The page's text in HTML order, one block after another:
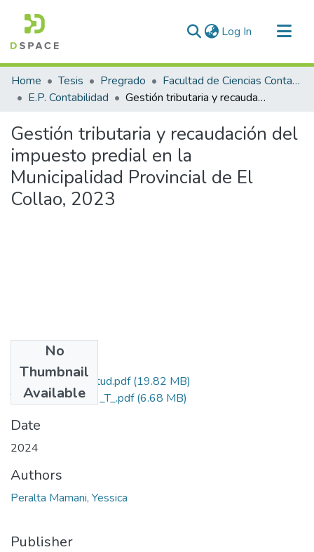
Log In (current)
Communities & Collections
All of DSpace
Home Tesis Pregrado
Facultad de Ciencias Contables y Financieras
E.P. Contabilidad
Gestión tributaria y recaudación del impuesto predial en la Municipalidad Provincial de El Collao, 2023
Gestión tributaria y recaudación del
impuesto predial en la
Municipalidad Provincial de El
Collao, 2023
No
Thumbnail
Available
Grado de Similitud.pdf(19.82 MB)
T036_75148923_T_.pdf(6.68 MB)
Date
2024
Authors
Peralta Mamani, Yessica
Publisher